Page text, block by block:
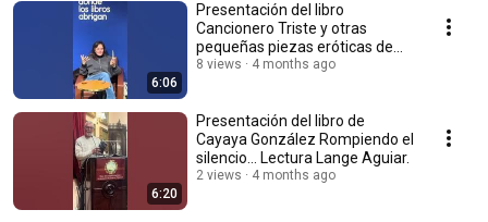
6:06
Presentación del libro
Cancionero Triste y otras
pequeñas piezas eróticas de
Elena Villamamdos
8 views 4 months ago
6:20
Presentación del libro de
Cayaya González Rompiendo el
silencio… Lectura Lange Aguiar.
2 views 4 months ago